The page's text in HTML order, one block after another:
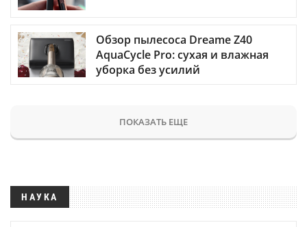
Обзор пылесоса Dreame Z40
AquaCycle Pro: сухая и влажная
уборка без усилий
ПОКАЗАТЬ ЕЩЕ
НАУКА